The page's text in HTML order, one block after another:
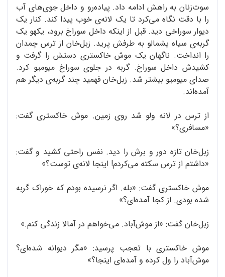
سوت‌زنان به راهش ادامه داد. پیاده‌رو و داخل جوی‌های آب
را با دقت نگاه می‌کرد تا یک لانه‌ی خوب پیدا کند. کنار یک
دیوار سوراخی دید. قبل از اینکه داخل سوراخ برود، یکهو یک
گربه‌ی سیاه پشمالو به طرفش پرید. زبل‌خان از ترس چمدان
را انداخت. ناگهان یک موش خاکستری دستش را گرفت و
کشیدش داخل سوراخ. گربه در جلوی سوراخ میومیو کرد.
صدای میومیو بیشتر شد. زبل‌‌خان فهمید چند گربه‌ی دیگر هم
آمده‌اند.
از ترس در لانه ولو شد روی زمین. موش خاکستری گفت:
«مسافری؟»
زبل‌‌خان تازه دور و برش را دید. نفس راحتی کشید و گفت:
«داشتم از ترس سکته می‌کردم! اینجا لانه‌ی توست؟»
موش خاکستری گفت: «بله. اگر نرسیده بودم که خوراک گربه
شده بودی. از کجا آمده‌ای؟»
زبل‌‌خان گفت: «از موش‌آباد. می‌خواهم در آمالا زندگی کنم.»
موش خاکستری با تعجب پرسید:‌ «مگر دیوانه شده‌ای؟
موش‌آباد را ول کرده و آمده‌ای اینجا؟»